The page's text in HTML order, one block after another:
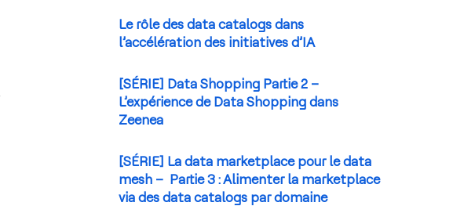
Le rôle des data catalogs dans
l’accélération des initiatives d’IA
[SÉRIE] Data Shopping Partie 2 –
L’expérience de Data Shopping dans
Zeenea
[SÉRIE] La data marketplace pour le data
mesh – Partie 3 : Alimenter la marketplace
via des data catalogs par domaine